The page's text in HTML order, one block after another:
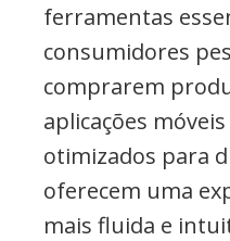
ferramentas
consumidores
comprarem
aplicações
otimizados para
oferecem uma
mais fluida e